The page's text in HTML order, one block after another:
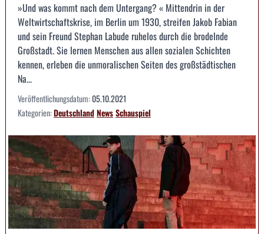
»Und was kommt nach dem Untergang? « Mittendrin in der
Weltwirtschaftskrise, im Berlin um 1930, streifen Jakob Fabian
und sein Freund Stephan Labude ruhelos durch die brodelnde
Großstadt. Sie lernen Menschen aus allen sozialen Schichten
kennen, erleben die unmoralischen Seiten des großstädtischen
Na...
Veröffentlichungsdatum:05.10.2021
Kategorien:DeutschlandNewsSchauspiel